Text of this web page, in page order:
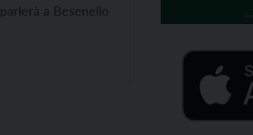
a Besenello